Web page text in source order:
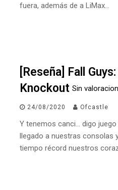
fuera, además de a LiMax…
[Reseña] Fall
Knockout Sin
24/08/2020 Ofcastle
Y tenemos canci… digo juego
llegado a nuestras consolas
tiempo récord nuestros